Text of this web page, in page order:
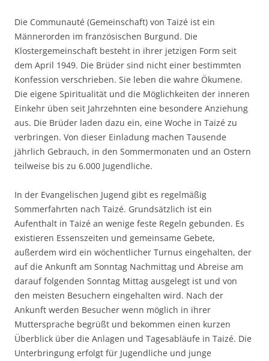
Die Communauté (Gemeinschaft) von Taizé ist ein
Männerorden im französischen Burgund. Die
Klostergemeinschaft besteht in ihrer jetzigen Form seit
dem April 1949. Die Brüder sind nicht einer bestimmten
Konfession verschrieben. Sie leben die wahre Ökumene.
Die eigene Spiritualität und die Möglichkeiten der inneren
Einkehr üben seit Jahrzehnten eine besondere Anziehung
aus. Die Brüder laden dazu ein, eine Woche in Taizé zu
verbringen. Von dieser Einladung machen Tausende
jährlich Gebrauch, in den Sommermonaten und an Ostern
teilweise bis zu 6.000 Jugendliche.
In der Evangelischen Jugend gibt es regelmäßig
Sommerfahrten nach Taizé. Grundsätzlich ist ein
Aufenthalt in Taizé an wenige feste Regeln gebunden. Es
existieren Essenszeiten und gemeinsame Gebete,
außerdem wird ein wöchentlicher Turnus eingehalten, der
auf die Ankunft am Sonntag Nachmittag und Abreise am
darauf folgenden Sonntag Mittag ausgelegt ist und von
den meisten Besuchern eingehalten wird. Nach der
Ankunft werden Besucher wenn möglich in ihrer
Muttersprache begrüßt und bekommen einen kurzen
Überblick über die Anlagen und Tagesabläufe in Taizé. Die
Unterbringung erfolgt für Jugendliche und junge